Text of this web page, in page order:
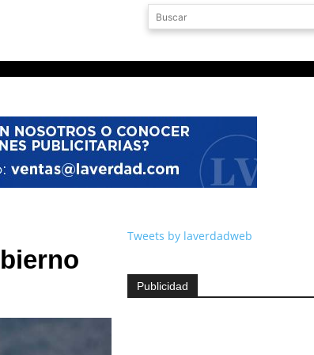
Tweets by laverdadweb
Publicidad